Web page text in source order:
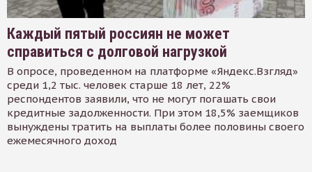
Каждый пятый россиян не может
справиться с долговой нагрузкой
В опросе, проведенном на платформе «Яндекс.Взгляд»
среди 1,2 тыс. человек старше 18 лет, 22%
респондентов заявили, что не могут погашать свои
кредитные задолженности. При этом 18,5% заемщиков
вынуждены тратить на выплаты более половины своего
ежемесячного доход